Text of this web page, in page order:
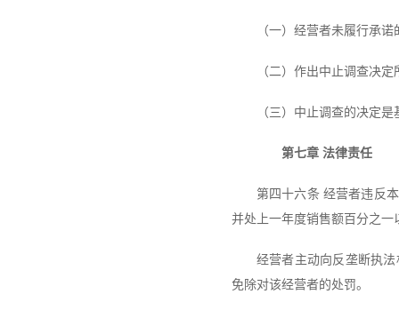
（一）经营者未履行承诺
（二）作出中止调查决
（三）中止调查的决定
第七章 法律责任
第四十六条 经营者违反
并处上一年度销售额百分之
经营者主动向反垄断执
免除对该经营者的处罚。